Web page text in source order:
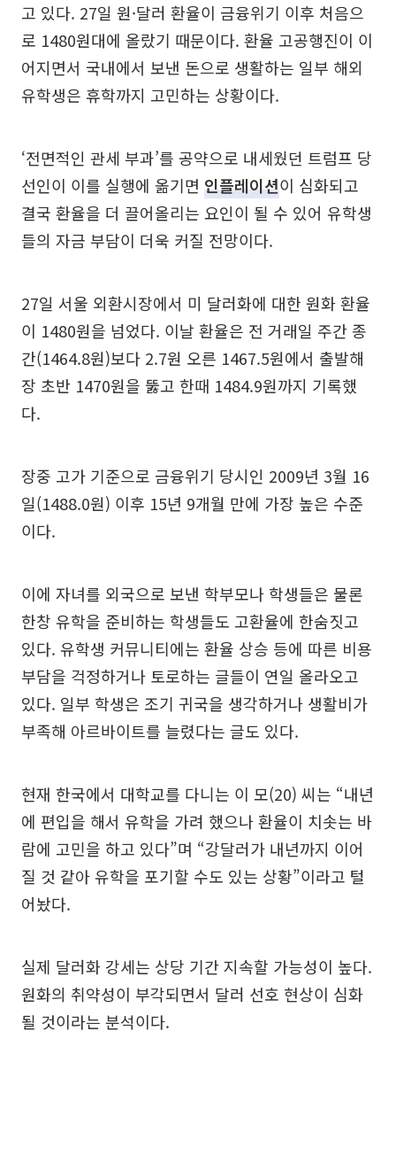
고 있다. 27일 원·달러 환율이 금융위기 이후 처음으
로 1480원대에 올랐기 때문이다. 환율 고공행진이 이
어지면서 국내에서 보낸 돈으로 생활하는 일부 해외
유학생은 휴학까지 고민하는 상황이다.
‘전면적인 관세 부과’를 공약으로 내세웠던 트럼프 당
선인이 이를 실행에 옮기면 인플레이션이 심화되고
결국 환율을 더 끌어올리는 요인이 될 수 있어 유학생
들의 자금 부담이 더욱 커질 전망이다.
27일 서울 외환시장에서 미 달러화에 대한 원화 환율
이 1480원을 넘었다. 이날 환율은 전 거래일 주간 종
간(1464.8원)보다 2.7원 오른 1467.5원에서 출발해
장 초반 1470원을 뚫고 한때 1484.9원까지 기록했
다.
장중 고가 기준으로 금융위기 당시인 2009년 3월 16
일(1488.0원) 이후 15년 9개월 만에 가장 높은 수준
이다.
이에 자녀를 외국으로 보낸 학부모나 학생들은 물론
한창 유학을 준비하는 학생들도 고환율에 한숨짓고
있다. 유학생 커뮤니티에는 환율 상승 등에 따른 비용
부담을 걱정하거나 토로하는 글들이 연일 올라오고
있다. 일부 학생은 조기 귀국을 생각하거나 생활비가
부족해 아르바이트를 늘렸다는 글도 있다.
현재 한국에서 대학교를 다니는 이 모(20) 씨는 “내년
에 편입을 해서 유학을 가려 했으나 환율이 치솟는 바
람에 고민을 하고 있다”며 “강달러가 내년까지 이어
질 것 같아 유학을 포기할 수도 있는 상황”이라고 털
어놨다.
실제 달러화 강세는 상당 기간 지속할 가능성이 높다.
원화의 취약성이 부각되면서 달러 선호 현상이 심화
될 것이라는 분석이다.